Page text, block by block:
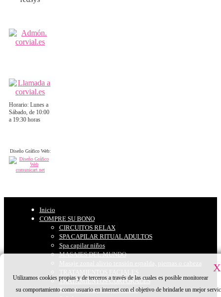
X
Utilizamos cookies propias y de terceros a través de las cuales es posible monitorear
su comportamiento como usuario en internet con el objetivo de brindarle un mejor
Horario: Lunes a
Sábado, de 10:00
a 19:30 horas
Diseño Gráfico Web:
Inicio
COMPRE SU BONO
CIRCUITOS RELAX
SPA CAPILAR RITUAL ADULTOS
Spa capilar niños
MASAJES DEL MUNDO
Masaje zonal alivio tensión espalda, piernas o cabeza
TRATAMIENTOS FACIALES
TRATAMIENTOS CORPORALES
Peinado y maquillaje eventos